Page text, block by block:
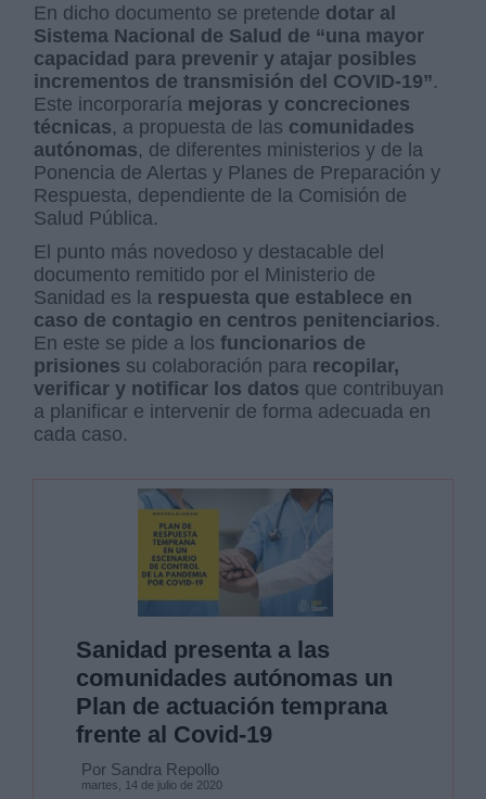
En dicho documento se pretende dotar al
Sistema Nacional de Salud de “una mayor
capacidad para prevenir y atajar posibles
incrementos de transmisión del COVID-19”.
Este incorporaría mejoras y concreciones
técnicas, a propuesta de las comunidades
autónomas, de diferentes ministerios y de la
Ponencia de Alertas y Planes de Preparación y
Respuesta, dependiente de la Comisión de
Salud Pública.
El punto más novedoso y destacable del
documento remitido por el Ministerio de
Sanidad es la respuesta que establece en
caso de contagio en centros penitenciarios.
En este se pide a los funcionarios de
prisiones su colaboración para recopilar,
verificar y notificar los datos que contribuyan
a planificar e intervenir de forma adecuada en
cada caso.
Sanidad presenta a las
comunidades autónomas un
Plan de actuación temprana
frente al Covid-19
Por Sandra Repollo
martes, 14 de julio de 2020